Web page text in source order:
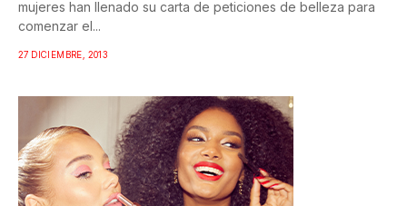
mujeres han llenado su carta de peticiones de belleza para
comenzar el...
27 DICIEMBRE, 2013